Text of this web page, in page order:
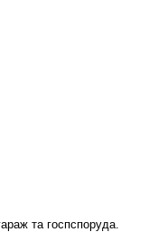
та госпспоруда.